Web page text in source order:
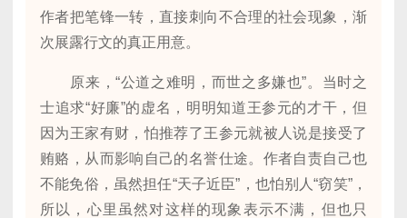
作者把笔锋一转，直接刺向不合理的社会现象，渐
次展露行文的真正用意。
原来，“公道之难明，而世之多嫌也”。当时之
士追求“好廉”的虚名，明明知道王参元的才干，但
因为王家有财，怕推荐了王参元就被人说是接受了
贿赂，从而影响自己的名誉仕途。作者自责自己也
不能免俗，虽然担任“天子近臣”，也怕别人“窃笑”，
所以，心里虽然对这样的现象表示不满，但也只